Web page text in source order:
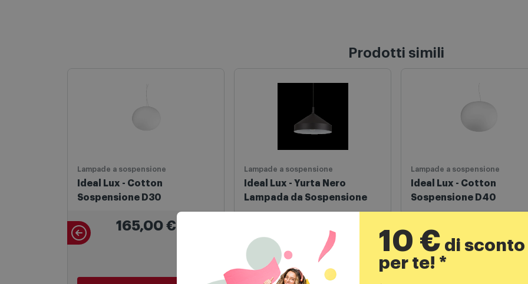
Prodotti simili
Lampade a sospensione
Ideal Lux - Cotton
Sospensione D30
165,00€
Lampade a sospensione
Ideal Lux - Yurta Nero
Lampada da Sospensione
Lampade a sospensione
Ideal Lux - Cotton
Sospensione D40
10 € di
per te! *